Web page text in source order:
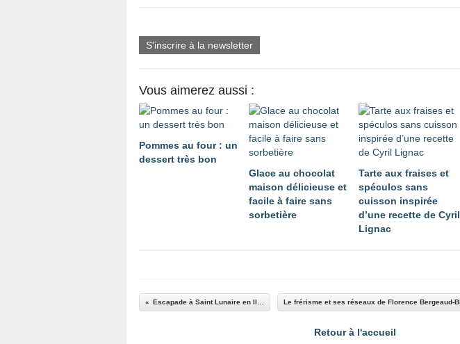
S'inscrire à la newsletter
Vous aimerez aussi :
Pommes au four : un
dessert très bon
Glace au chocolat
maison délicieuse et
facile à faire sans
sorbetière
Tarte aux fraises et
spéculos sans
cuisson inspirée
d’une recette de Cyril
Lignac
Escapade à Saint Lunaire en Ille et Vilaine sur la Côte d'Emeraude
Retour à l'accueil